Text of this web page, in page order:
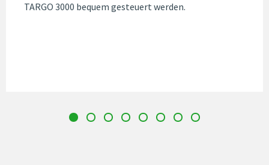
TARGO 3000 bequem gesteuert werden.